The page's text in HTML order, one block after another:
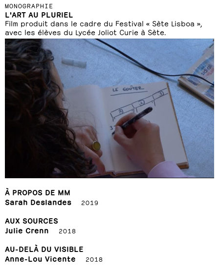
MONOGRAPHIE
L'ART AU PLURIEL
Film produit dans le cadre du Festival « Sète Lisboa »,
avec les élèves du Lycée Joliot Curie à Sète.
À PROPOS DE MM
Sarah Deslandes
2019
AUX SOURCES
Julie Crenn
2018
AU-DELÀ DU VISIBLE
Anne-Lou Vicente
2018